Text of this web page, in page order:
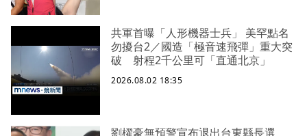
共軍首曝「人形機器士兵」 美罕點名
勿擾台2／國造「極音速飛彈」重大突
破 射程2千公里可「直通北京」
2026.08.02 18:35
劉櫂豪無預警宣布退出台東縣長選